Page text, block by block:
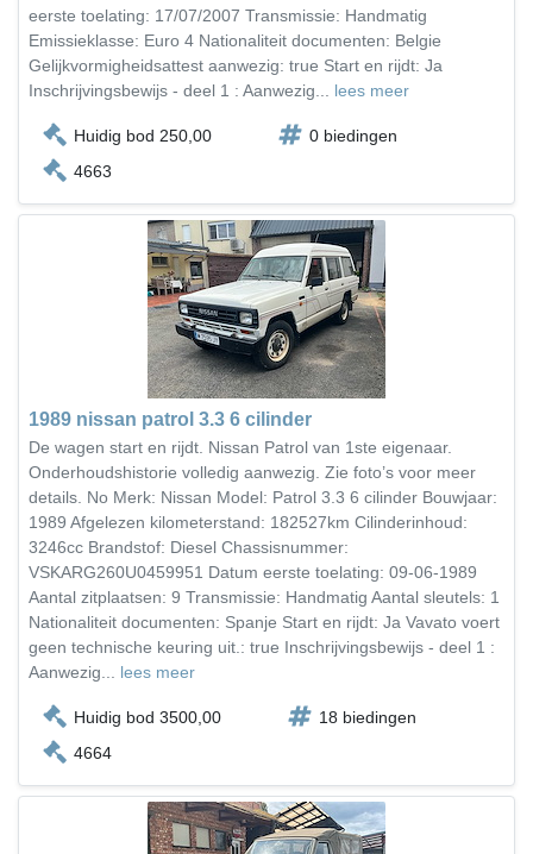
eerste toelating: 17/07/2007 Transmissie: Handmatig
Emissieklasse: Euro 4 Nationaliteit documenten: Belgie
Gelijkvormigheidsattest aanwezig: true Start en rijdt: Ja
Inschrijvingsbewijs - deel 1 : Aanwezig... lees meer
Huidig bod 250,00
0 biedingen
4663
1989 nissan patrol 3.3 6 cilinder
De wagen start en rijdt. Nissan Patrol van 1ste eigenaar.
Onderhoudshistorie volledig aanwezig. Zie foto’s voor meer
details. No Merk: Nissan Model: Patrol 3.3 6 cilinder Bouwjaar:
1989 Afgelezen kilometerstand: 182527km Cilinderinhoud:
3246cc Brandstof: Diesel Chassisnummer:
VSKARG260U0459951 Datum eerste toelating: 09-06-1989
Aantal zitplaatsen: 9 Transmissie: Handmatig Aantal sleutels: 1
Nationaliteit documenten: Spanje Start en rijdt: Ja Vavato voert
geen technische keuring uit.: true Inschrijvingsbewijs - deel 1 :
Aanwezig... lees meer
Huidig bod 3500,00
18 biedingen
4664